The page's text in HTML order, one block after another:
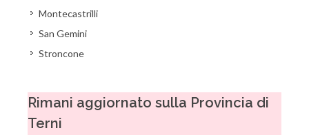
Montecastrilli
San Gemini
Stroncone
Rimani aggiornato sulla Provincia di
Terni